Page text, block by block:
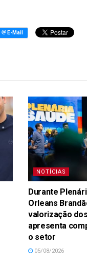
NOTÍCIAS
Durante
Orleans
valorização
apresenta
o setor
05/08/2026